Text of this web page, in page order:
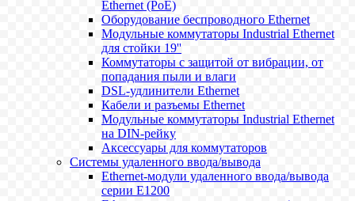
Ethernet (PoE)
Оборудование беспроводного Ethernet
Модульные коммутаторы Industrial Ethernet
для стойки 19''
Коммутаторы с защитой от вибрации, от
попадания пыли и влаги
DSL-удлинители Ethernet
Кабели и разъемы Ethernet
Модульные коммутаторы Industrial Ethernet
на DIN-рейку
Аксессуары для коммутаторов
Системы удаленного ввода/вывода
Ethernet-модули удаленного ввода/вывода
серии E1200